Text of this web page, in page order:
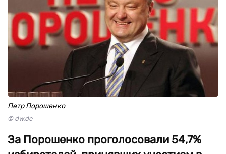
Петр Порошенко
© dw.de
За Порошенко проголосовали 54,7%